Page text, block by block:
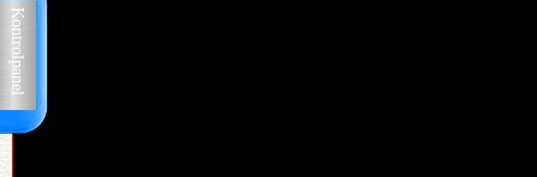
Kontrolpanel